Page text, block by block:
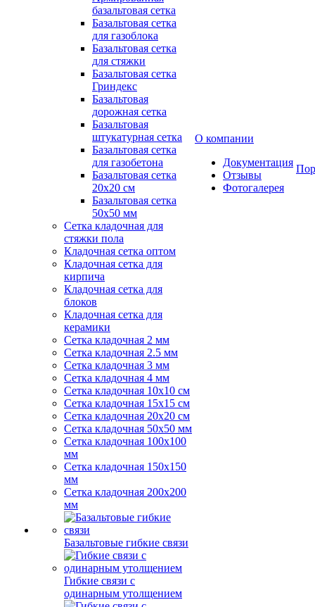
базальтовая сетка
Базальтовая сетка
для газоблока
Базальтовая сетка
для стяжки
Базальтовая сетка
Гриндекс
Базальтовая
дорожная сетка
Базальтовая
штукатурная сетка
Базальтовая сетка
для газобетона
Базальтовая сетка
20x20 см
Базальтовая сетка
50x50 мм
Сетка кладочная для
стяжки пола
Кладочная сетка оптом
Кладочная сетка для
кирпича
Кладочная сетка для
блоков
Кладочная сетка для
керамики
Сетка кладочная 2 мм
Сетка кладочная 2.5 мм
Сетка кладочная 3 мм
Сетка кладочная 4 мм
Сетка кладочная 10x10 см
Сетка кладочная 15x15 см
Сетка кладочная 20x20 см
Сетка кладочная 50x50 мм
Сетка кладочная 100x100
мм
Сетка кладочная 150x150
мм
Сетка кладочная 200x200
мм
Базальтовые гибкие связи
Гибкие связи с
одинарным утолщением
О компании
Документация
Отзывы
Фотогалерея